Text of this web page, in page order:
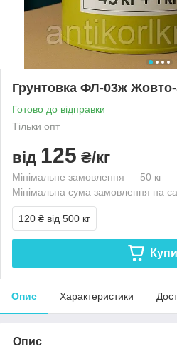
Грунтовка ФЛ-03ж Жовто-
Готово до відправки
Тільки опт
від 125 ₴/кг
Мінімальне замовлення — 50 кг
Мінімальна сума замовлення на
120 ₴ від 500 кг
Опис Характеристики
Опис